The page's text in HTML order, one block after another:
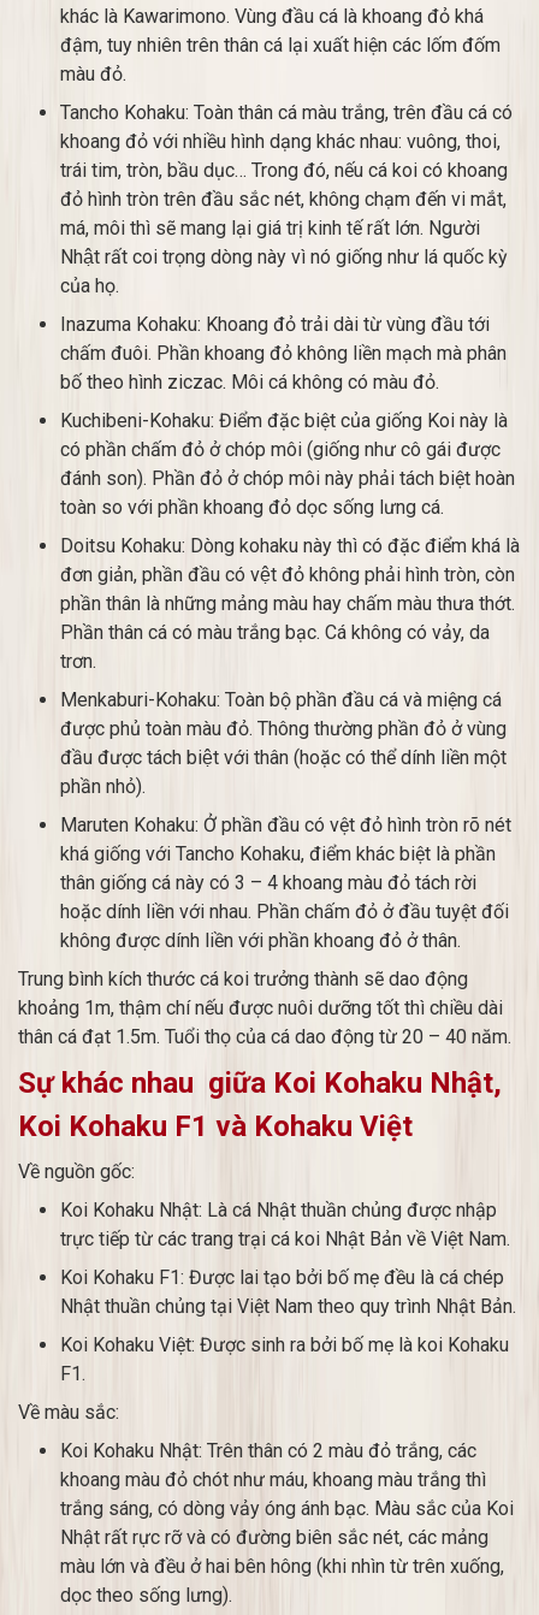
khác là Kawarimono. Vùng đầu cá là khoang đỏ khá
đậm, tuy nhiên trên thân cá lại xuất hiện các lốm đốm
màu đỏ.
Tancho Kohaku: Toàn thân cá màu trắng, trên đầu cá có
khoang đỏ với nhiều hình dạng khác nhau: vuông, thoi,
trái tim, tròn, bầu dục… Trong đó, nếu cá koi có khoang
đỏ hình tròn trên đầu sắc nét, không chạm đến vi mắt,
má, môi thì sẽ mang lại giá trị kinh tế rất lớn. Người
Nhật rất coi trọng dòng này vì nó giống như lá quốc kỳ
của họ.
Inazuma Kohaku: Khoang đỏ trải dài từ vùng đầu tới
chấm đuôi. Phần khoang đỏ không liền mạch mà phân
bố theo hình ziczac. Môi cá không có màu đỏ.
Kuchibeni-Kohaku: Điểm đặc biệt của giống Koi này là
có phần chấm đỏ ở chóp môi (giống như cô gái được
đánh son). Phần đỏ ở chóp môi này phải tách biệt hoàn
toàn so với phần khoang đỏ dọc sống lưng cá.
Doitsu Kohaku: Dòng kohaku này thì có đặc điểm khá là
đơn giản, phần đầu có vệt đỏ không phải hình tròn, còn
phần thân là những mảng màu hay chấm màu thưa thớt.
Phần thân cá có màu trắng bạc. Cá không có vảy, da
trơn.
Menkaburi-Kohaku: Toàn bộ phần đầu cá và miệng cá
được phủ toàn màu đỏ. Thông thường phần đỏ ở vùng
đầu được tách biệt với thân (hoặc có thể dính liền một
phần nhỏ).
Maruten Kohaku: Ở phần đầu có vệt đỏ hình tròn rõ nét
khá giống với Tancho Kohaku, điểm khác biệt là phần
thân giống cá này có 3 – 4 khoang màu đỏ tách rời
hoặc dính liền với nhau. Phần chấm đỏ ở đầu tuyệt đối
không được dính liền với phần khoang đỏ ở thân.
Trung bình kích thước cá koi trưởng thành sẽ dao động
khoảng 1m, thậm chí nếu được nuôi dưỡng tốt thì chiều dài
thân cá đạt 1.5m. Tuổi thọ của cá dao động từ 20 – 40 năm.
Sự khác nhau giữa Koi Kohaku Nhật,
Koi Kohaku F1 và Kohaku Việt
Về nguồn gốc:
Koi Kohaku Nhật: Là cá Nhật thuần chủng được nhập
trực tiếp từ các trang trại cá koi Nhật Bản về Việt Nam.
Koi Kohaku F1: Được lai tạo bởi bố mẹ đều là cá chép
Nhật thuần chủng tại Việt Nam theo quy trình Nhật Bản.
Koi Kohaku Việt: Được sinh ra bởi bố mẹ là koi Kohaku
F1.
Về màu sắc:
Koi Kohaku Nhật: Trên thân có 2 màu đỏ trắng, các
khoang màu đỏ chót như máu, khoang màu trắng thì
trắng sáng, có dòng vảy óng ánh bạc. Màu sắc của Koi
Nhật rất rực rỡ và có đường biên sắc nét, các mảng
màu lớn và đều ở hai bên hông (khi nhìn từ trên xuống,
dọc theo sống lưng).